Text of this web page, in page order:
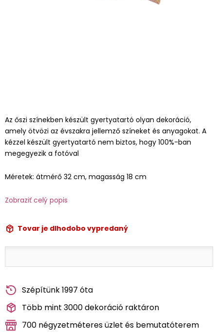
Az őszi színekben készült gyertyatartó olyan dekoráció,
amely ötvözi az évszakra jellemző színeket és anyagokat. A
kézzel készült gyertyatartó nem biztos, hogy 100%-ban
megegyezik a fotóval
Méretek: átmérő 32 cm, magasság 18 cm
Zobraziť celý popis
Tovar je dlhodobo vypredaný
Szépítünk 1997 óta
Több mint 3000 dekoráció raktáron
700 négyzetméteres üzlet és bemutatóterem